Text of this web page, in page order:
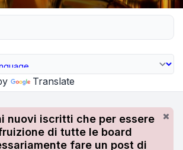
Translate
nuovi iscritti che per essere
di tutte le board
fare un post di